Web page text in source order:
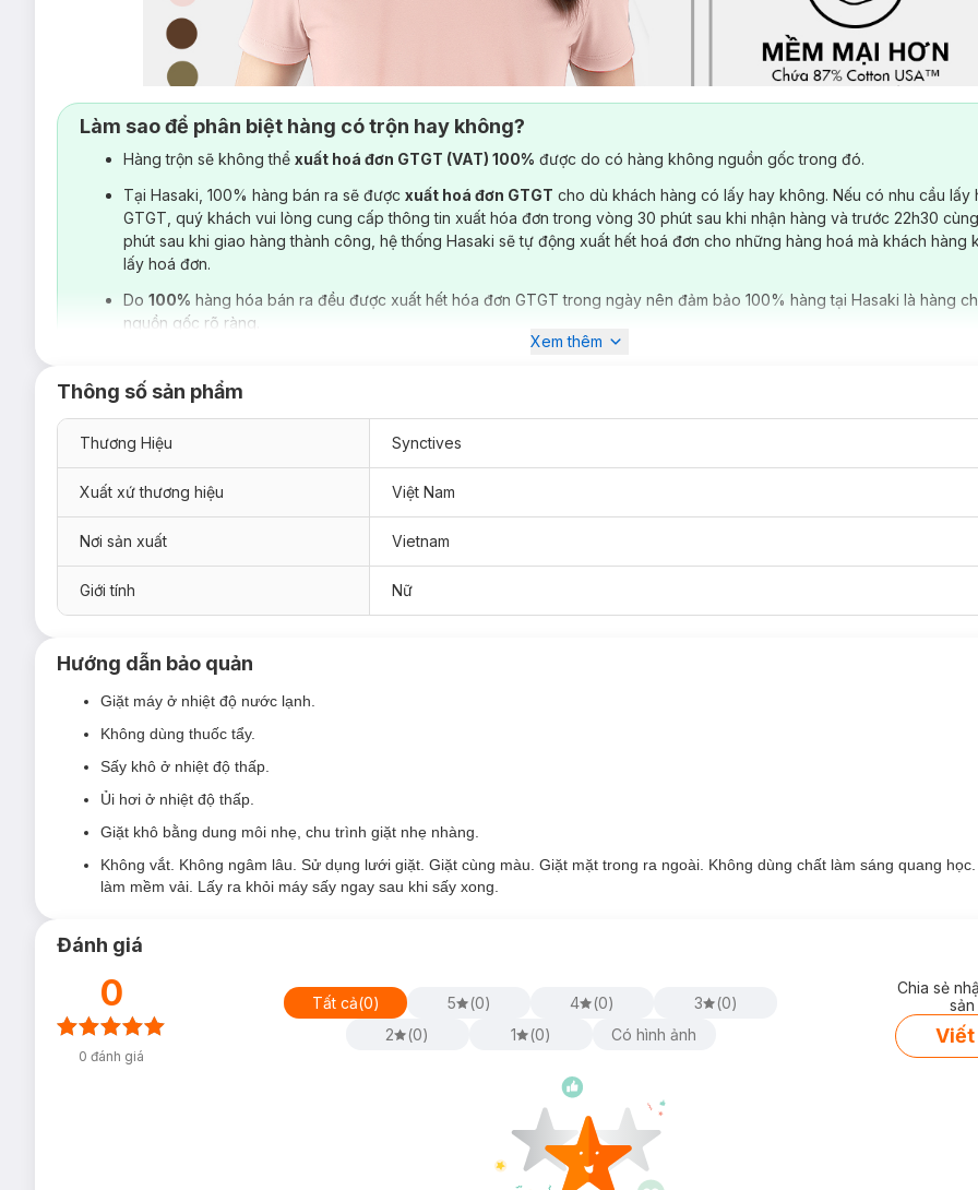
Làm sao để phân biệt hàng có trộn hay không?
Hàng trộn sẽ không thể xuất hoá đơn GTGT (VAT) 100% được do có hàng không nguồn gốc trong đó.
Tại Hasaki, 100% hàng bán ra sẽ được xuất hoá đơn GTGT cho dù khách hàng có lấy hay không. Nếu có nhu cầu lấy
GTGT, quý khách vui lòng cung cấp thông tin xuất hóa đơn trong vòng 30 phút sau khi nhận hàng và trước 22h30
phút sau khi giao hàng thành công, hệ thống Hasaki sẽ tự động xuất hết hoá đơn cho những hàng hoá mà khách hàng
lấy hoá đơn.
Do 100% hàng hóa bán ra đều được xuất hết hóa đơn GTGT trong ngày nên đảm bảo 100% hàng tại Hasaki là hàng
nguồn gốc rõ ràng.
Xem thêm
Thông số sản phẩm
Thương Hiệu Synctives
Xuất xứ thương hiệu Việt Nam
Nơi sản xuất Vietnam
Giới tính Nữ
Hướng dẫn bảo quản
Giặt máy ở nhiệt độ nước lạnh.
Không dùng thuốc tẩy.
Sấy khô ở nhiệt độ thấp.
Ủi hơi ở nhiệt độ thấp.
Giặt khô bằng dung môi nhẹ, chu trình giặt nhẹ nhàng.
Không vắt. Không ngâm lâu. Sử dụng lưới giặt. Giặt cùng màu. Giặt mặt trong ra ngoài. Không dùng chất làm sáng quang
làm mềm vải. Lấy ra khỏi máy sấy ngay sau khi sấy xong.
Đánh giá
0
0 đánh giá
Tất cả(0) 5 (0) 4 (0) 3 (0)
2
(0) 1 (0) Có hình ảnh
Chia sẻ
Viết